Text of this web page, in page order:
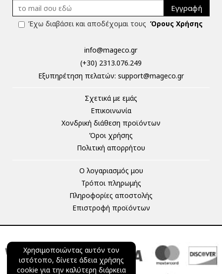
Χρησιμοποιώντας αυτόν τον
ιστότοπο, δίνετε άδεια χρήσης
cookie για την καλύτερη διάρκεια
Εγγραφή
Έχω διαβάσει και αποδέχομαι τους Όρους Χρήσης
info@mageco.gr
(+30) 2313.076.249
Eξυπηρέτηση πελατών: support@mageco.gr
Σχετικά με εμάς
Επικοινωνία
Χονδρική διάθεση προϊόντων
Όροι χρήσης
Πολιτική απορρήτου
Ο λογαριασμός μου
Τρόποι πληρωμής
Πληροφορίες αποστολής
Επιστροφή προϊόντων